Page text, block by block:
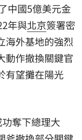
中國5億美元金
年與北京簽署密
海外基地的強烈
動作撤換關鍵官
有望攤在陽光
奪下總理大